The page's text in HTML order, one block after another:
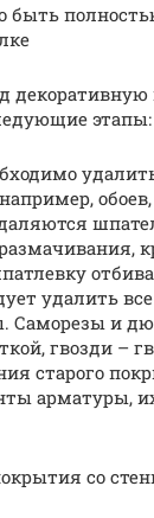
этапы:
удалить
Саморезы и
гвозди –
старого
арматуры,
со